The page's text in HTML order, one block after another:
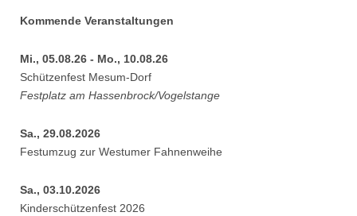
Kommende Veranstaltungen
Mi., 05.08.26 - Mo., 10.08.26
Schützenfest Mesum-Dorf
Festplatz am Hassenbrock/Vogelstange
Sa., 29.08.2026
Festumzug zur Westumer Fahnenweihe
Sa., 03.10.2026
Kinderschützenfest 2026